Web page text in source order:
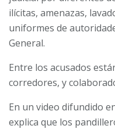
ilícitas, amenazas,
uniformes de
General.
Entre los acusados
corredores, y
En un video difundido
explica que los